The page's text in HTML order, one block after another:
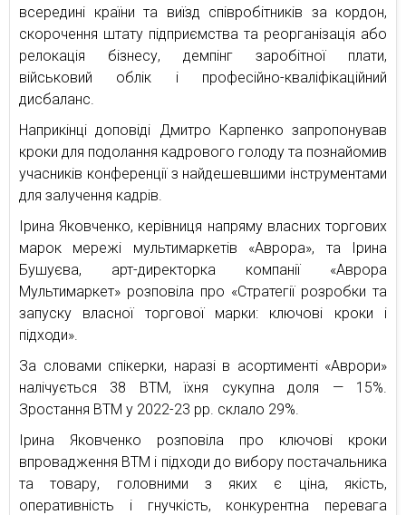
всередині країни та виїзд співробітників за кордон,
скорочення штату підприємства та реорганізація або
релокація бізнесу, демпінг заробітної плати,
військовий облік і професійно-кваліфікаційний
дисбаланс.
Наприкінці доповіді Дмитро Карпенко запропонував
кроки для подолання кадрового голоду та познайомив
учасників конференції з найдешевшими інструментами
для залучення кадрів.
Ірина Яковченко, керівниця напряму власних торгових
марок мережі мультимаркетів «Аврора», та Ірина
Бушуєва, арт-директорка компанії «Аврора
Мультимаркет» розповіла про «Стратегії розробки та
запуску власної торгової марки: ключові кроки і
підходи».
За словами спікерки, наразі в асортименті «Аврори»
налічується 38 ВТМ, їхня сукупна доля — 15%.
Зростання ВТМ у 2022-23 рр. склало 29%.
Ірина Яковченко розповіла про ключові кроки
впровадження ВТМ і підходи до вибору постачальника
та товару, головними з яких є ціна, якість,
оперативність і гнучкість, конкурентна перевага